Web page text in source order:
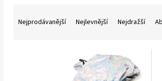
Nejprodávanější Nejlevnější Nejdražší